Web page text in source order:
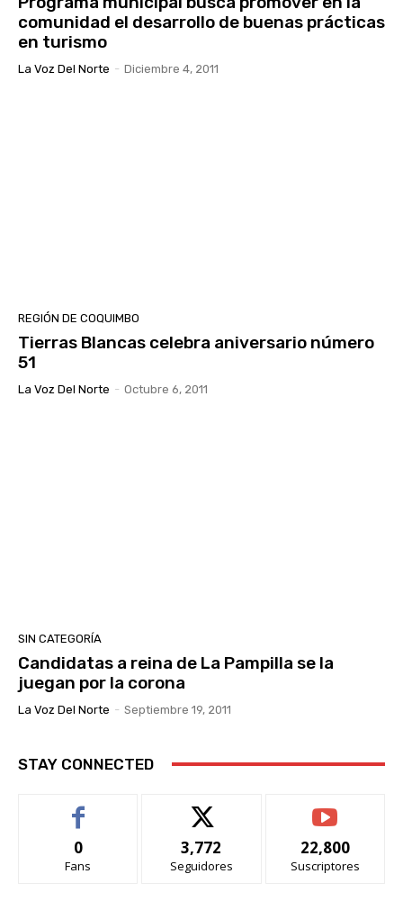
comunidad el desarrollo de buenas prácticas
en turismo
La Voz Del Norte - Diciembre 4, 2011
REGIÓN DE COQUIMBO
Tierras Blancas celebra aniversario número
51
La Voz Del Norte - Octubre 6, 2011
SIN CATEGORÍA
Candidatas a reina de La Pampilla se la
juegan por la corona
La Voz Del Norte - Septiembre 19, 2011
STAY CONNECTED
0
Fans
3,772
Seguidores
22,800
Suscriptores